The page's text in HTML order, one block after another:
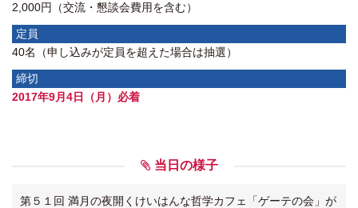
2,000円（交流・懇談会費用を含む）
定員
40名（申し込みが定員を超えた場合は抽選）
締切
2017年9月4日（月）必着
当日の様子
第５１回 満月の夜開くけいはんな哲学カフェ「ゲーテの会」が